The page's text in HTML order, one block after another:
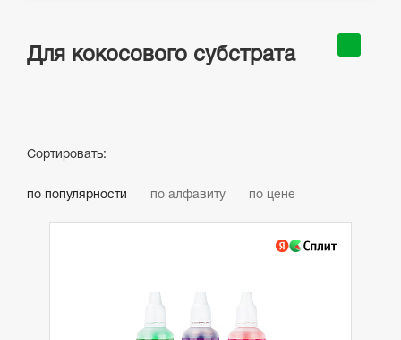
Для кокосового субстрата
Сортировать:
по популярности по алфавиту по цене